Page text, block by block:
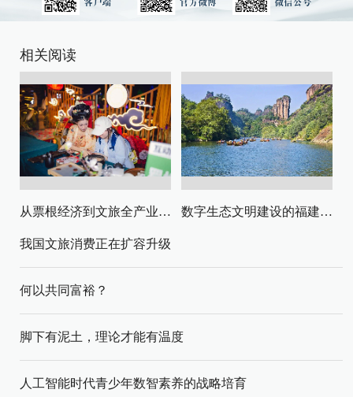
相关阅读
从票根经济到文旅全产业链升级 数字生态文明建设的福建路径与启示
我国文旅消费正在扩容升级
何以共同富裕？
脚下有泥土，理论才能有温度
人工智能时代青少年数智素养的战略培育